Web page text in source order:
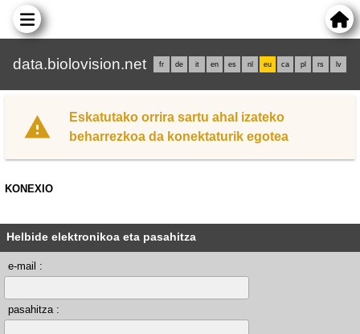
data.biolovision.net fr de it en es nl eu ca pl rs lv
Eskatutako orrira sartu ahal izateko
beharrezkoa da konektaturik egotea
KONEXIO
Helbide elektronikoa eta pasahitza
e-mail :
pasahitza :